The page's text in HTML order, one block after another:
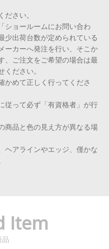
さい。
ョールームにお問い合わ
少出荷台数が定められている
ーカーへ発注を行い、そこか
、ご注文をご希望の場合は最
ださい。
めて正しく行ってくださ
従って必ず「有資格者」が行
商品と色の見え方が異なる場
アラインやエッジ、僅かな
Item